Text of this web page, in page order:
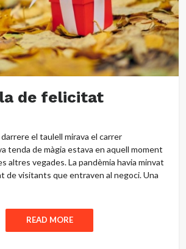
de felicitat
darrere el taulell mirava el carrer
tenda de màgia estava en aquell moment
altres vegades. La pandèmia havia minvat
de visitants que entraven al negoci. Una
READ MORE